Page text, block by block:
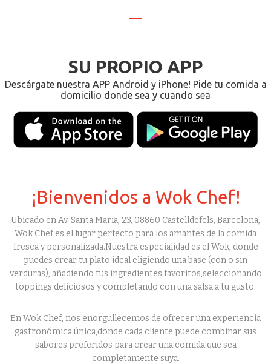
SU PROPIO APP
Descárgate nuestra APP Android y iPhone! Pide tu comida a
domicilio donde sea y cuando sea
¡Bienvenidos a Wok Chef!
Ubicado en Av. Santa Maria, 23, 08860 Castelldefels, Barcelona,
Wok Chef es el lugar perfecto para los amantes de la comida
fresca y personalizada.Nuestra especialidad es el Wok, donde
puedes crear tu plato ideal eligiendo una base (con o sin
verduras), añadiendo tus ingredientes favoritos,seleccionando
toppings deliciosos y completando con una salsa a tu gusto.
En Wok Chef, nos enorgullecemos de ofrecer una experiencia
gastronómica única,donde cada cliente puede combinar sus
sabores preferidos para crear una comida que sea
completamente suya.